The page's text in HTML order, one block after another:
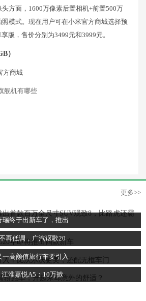
方面，1600万像素后置相机+前置500万
模式。现在用户可在小米官方商城选择预
版，售价分别为3499元和3999元。
）
方商城
舰机有哪些
更多>>
瑞终于出新车了，推出
再低调，广汽讴歌20
一高颜值旅行车要引入
江淮嘉悦A5：10万掀